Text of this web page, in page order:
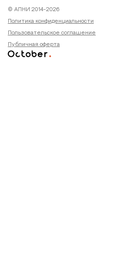
© АПНИ 2014-2026
Политика конфиденциальности
Пользовательское соглашение
Публичная оферта